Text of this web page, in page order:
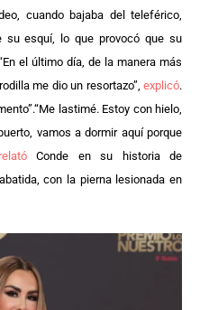
cuando bajaba del teleférico,
su esquí, lo que provocó que su
el último día, de la manera más
me dio un resortazo”, explicó.
“Me lastimé. Estoy con hielo,
vamos a dormir aquí porque
relatóConde en su historia de
con la pierna lesionada en